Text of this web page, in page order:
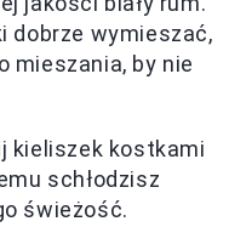
dobrze wymieszać,
mieszania, by nie
kieliszek kostkami
schłodzisz
świeżość.